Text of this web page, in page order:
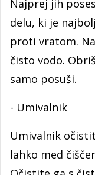
Najprej jih
delu, ki je
proti vratom.
čisto vodo.
samo posuši.
- Umivalnik
Umivalnik
lahko med